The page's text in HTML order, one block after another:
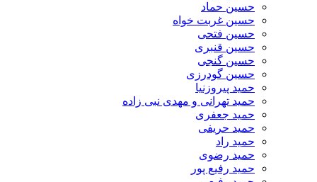
حسین حماد
حسین غربت خواه
حسین فتحی
حسین قنبری
حسین گنجی
حسین گودرزی
حمید پیروزنیا
حمید تهرانی و مهدی نبی زاده
حمید جعفری
حمید حریفی
حمید راد
حمید رضوی
حمید رفیع پور